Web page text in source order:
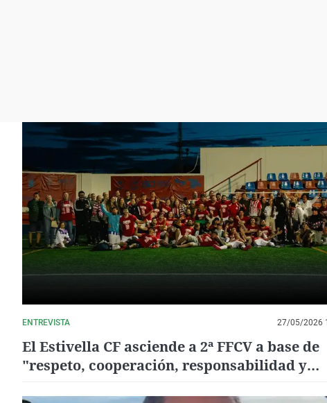
ENTREVISTA 27/05/2026
El Estivella CF asciende a 2ª FFCV a base de
"respeto, cooperación, responsabilidad y